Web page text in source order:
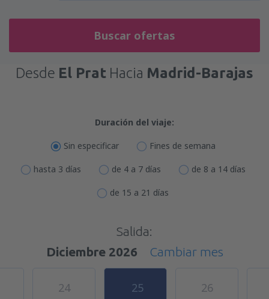
Buscar ofertas
Desde El Prat Hacia Madrid-Barajas
Duración del viaje:
Sin especificar Fines de semana
hasta 3 días de 4 a 7 días de 8 a 14 días
de 15 a 21 días
Salida:
Diciembre 2026
Cambiar mes
24 25 26